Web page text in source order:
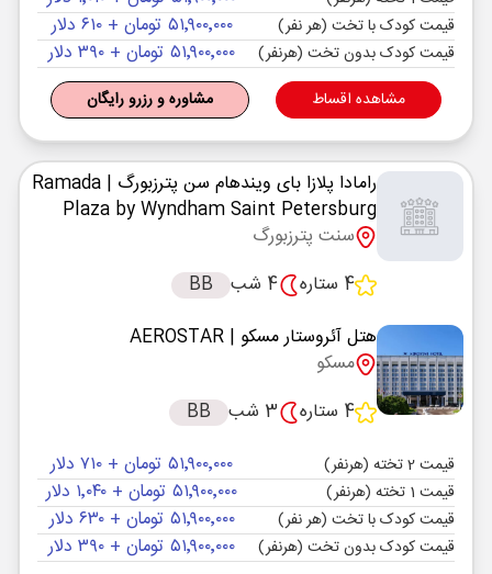
قیمت کودک با تخت (هر نفر) ۵۱٬۹۰۰٬۰۰۰ تومان + ۶۱۰ دلار
قیمت کودک بدون تخت (هرنفر) ۵۱٬۹۰۰٬۰۰۰ تومان + ۳۹۰ دلار
مشاهده اقساط مشاوره و رزرو رایگان
رامادا پلازا بای ویندهام سن پترزبورگ
| Ramada
Plaza by Wyndham Saint Petersburg
سنت پترزبورگ
4 ستاره
4 شب
BB
هتل آئروستار مسکو | AEROSTAR
مسکو
4 ستاره
3 شب BB
قیمت 2 تخته (هرنفر) ۵۱٬۹۰۰٬۰۰۰ تومان + ۷۱۰ دلار
قیمت 1 تخته (هرنفر) ۵۱٬۹۰۰٬۰۰۰ تومان + ۱٬۰۴۰ دلار
قیمت کودک با تخت (هر نفر) ۵۱٬۹۰۰٬۰۰۰ تومان + ۶۳۰ دلار
قیمت کودک بدون تخت (هرنفر) ۵۱٬۹۰۰٬۰۰۰ تومان + ۳۹۰ دلار